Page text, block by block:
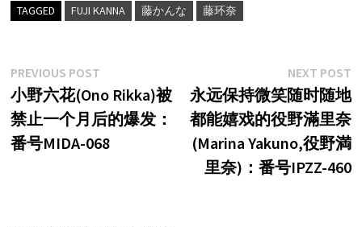
TAGGED FUJI KANNA 藤かんな 藤环奈
文
章
导
PREVIOUS POSTPrevious
post:
小野六花(Ono Rikka)被
禁止一个月后的爆发：
番号MIDA-068
NEXT POST
永远保持微笑随时随地
都能嬉戏的役野滿里奈
(Marina Yakuno,役野満
里奈)：番号IPZZ-460